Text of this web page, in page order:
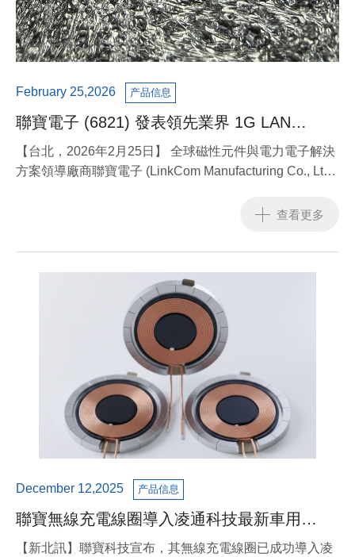
February 25,2026 产品信息
聯寶電子 (6821) 發表領先業界 1G LAN
Transformer 支援 200W 高功率 PoE，強攻低
軌衛星接收器市場
【台北，2026年2月25日】 全球磁性元件與電力電子解決
方案領導廠商聯寶電子 (LinkCom Manufacturing Co., Ltd.,
接收器開發的全新 1G LAN Transformer。該產品在維持
(Power over Ethernet) 供電能力，並已開始提供樣品供全
球策略客戶測試，預計將為衛星通訊設備帶來革命性的效
直擊 LEO 衛星終端「高功耗、小體積」痛點
查看更多
December 12,2025 产品信息
聯寶無線充電線圈導入凌通科技最新車用
MCU 設計，助力台廠首款 Qi 2.2 車載無線充
【新北訊】聯寶科技宣布，其無線充電線圈已成功導入凌